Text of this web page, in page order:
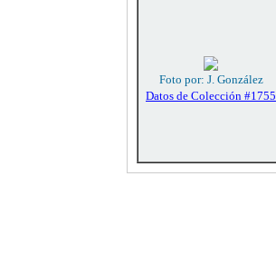
Foto por: J. González
Datos de Colección #1755